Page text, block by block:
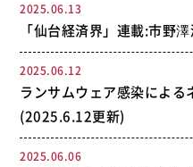
2025.06.13
「仙台経済界」連載:市野
2025.06.12
ランサムウェア感染によ
(2025.6.12更新)
2025.06.06